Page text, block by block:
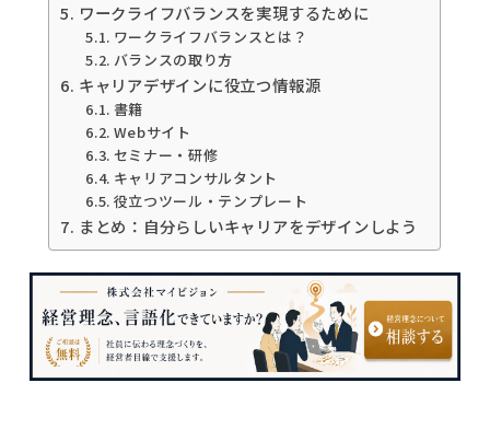
ワークライフバランスを実現するために
ワークライフバランスとは？
バランスの取り方
キャリアデザインに役立つ情報源
書籍
Webサイト
セミナー・研修
キャリアコンサルタント
役立つツール・テンプレート
まとめ：自分らしいキャリアをデザインしよう